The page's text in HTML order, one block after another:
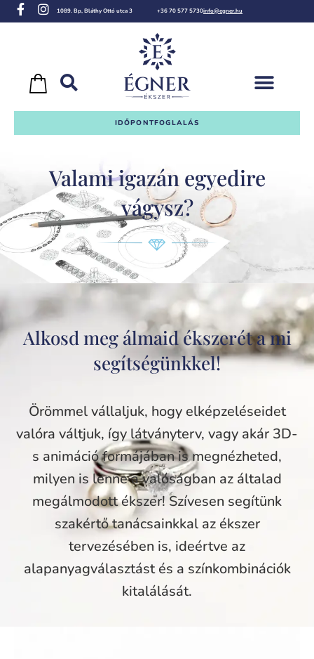
1089. Bp, Bláthy Ottó utca 3 +36 70 577 5730info@egner.hu
IDŐPONTFOGLALÁS
Valami igazán egyedire
vágysz?
Alkosd meg álmaid ékszerét a mi
segítségünkkel!
Örömmel vállaljuk, hogy elképzeléseidet
valóra váltjuk, így látványterv, vagy akár 3D-
s animáció formájában is megnézheted,
milyen is lenne a valóságban az általad
megálmodott ékszer! Szívesen segítünk
szakértő tanácsainkkal az ékszer
tervezésében is, ideértve az
alapanyagválasztást és a színkombinációk
kitalálását.